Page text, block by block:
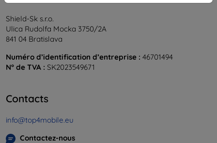
Shield-Sk s.r.o.
Ulica Rudolfa Mocka 3750/2A
841 04 Bratislava
Numéro d’identification d’entreprise : 46701494
N° de TVA : SK2023549671
Contacts
info@top4mobile.eu
Contactez-nous